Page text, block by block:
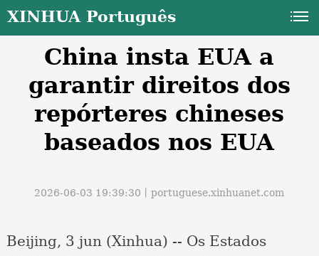
XINHUA Português
China insta EUA a
garantir direitos dos
repórteres chineses
baseados nos EUA
2026-06-03 19:39:30丨portuguese.xinhuanet.com
Beijing, 3 jun (Xinhua) -- Os Estados